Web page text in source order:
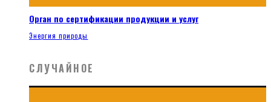
Орган по сертификации продукции и услуг
Энергия природы
СЛУЧАЙНОЕ